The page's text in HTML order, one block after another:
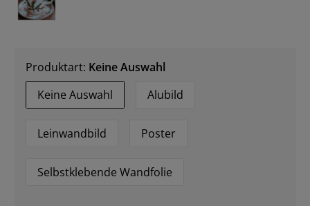
Produktart: Keine Auswahl
Keine Auswahl
Alubild
Leinwandbild Poster
Selbstklebende Wandfolie